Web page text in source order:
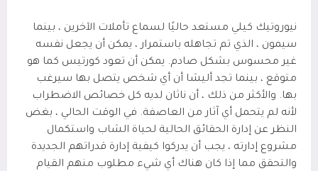
نيوروتيك كيلي مستعد حاليًا لسماع تأملات الآخرين ، بينما
سيمون ، الذي تم تجاهله باستمرار ، يمكن أن يجعل نفسه
غير محسوس بشكل صادم. يمكن أن تعود كورتيس كما هو
متوقع ، بينما تجد أليشا أن أي شخص يتصل بها سيرغب
بها. والأكثر من ذلك ، أن ناثان لديه كل خصائص الاضطراب
لأنه لم يتحمل أي آثار من العاصفة. في الوقت الحالي ، بغض
النظر عن إدارة الحقائق الحالية لحياة الشاب واستكمال
مشروع إدارته ، يجب أن يدركوا كيفية إدارة قدراتهم الجديدة
والتحقق مما إذا كان هناك أي شيء مطلوب منهم القيام